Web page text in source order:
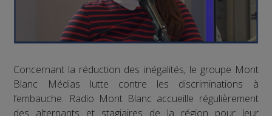
Concernant la réduction des inégalités, le groupe Mont
Blanc Médias lutte contre les discriminations à
l’embauche. Radio Mont Blanc accueille régulièrement
des alternants et stagiaires de la région pour leur